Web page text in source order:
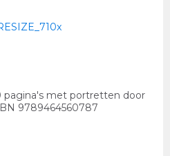
met portretten door
9789464560787